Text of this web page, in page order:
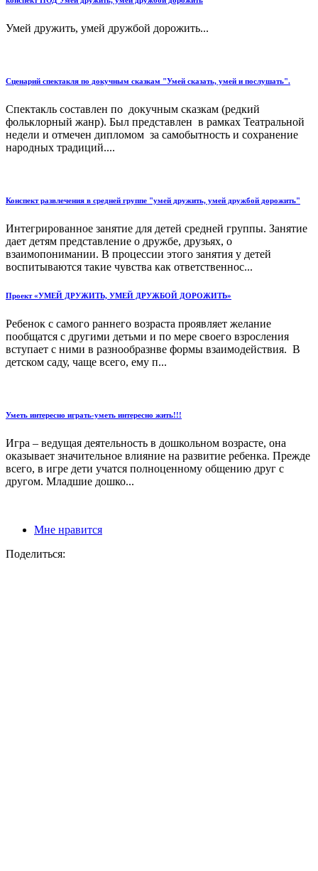
Умей дружить, умей дружбой дорожить...
Сценарий спектакля по докучным сказкам "Умей сказать, умей и послушать".
Спектакль составлен по докучным сказкам (редкий
фольклорный жанр). Был представлен в рамках Театральной
недели и отмечен дипломом за самобытность и сохранение
народных традиций....
Конспект развлечения в средней группе "умей дружить, умей дружбой дорожить"
Интегрированное занятие для детей средней группы. Занятие
дает детям представление о дружбе, друзьях, о
взаимопонимании. В процессии этого занятия у детей
воспитываются такие чувства как ответственнос...
Проект «УМЕЙ ДРУЖИТЬ, УМЕЙ ДРУЖБОЙ ДОРОЖИТЬ»
Ребенок с самого раннего возраста проявляет желание
пообщатся с другими детьми и по мере своего взросления
вступает с ними в разнообразнве формы взаимодействия. В
детском саду, чаще всего, ему п...
Уметь интересно играть-уметь интересно жить!!!
Игра – ведущая деятельность в дошкольном возрасте, она
оказывает значительное влияние на развитие ребенка. Прежде
всего, в игре дети учатся полноценному общению друг с
другом. Младшие дошко...
Мне нравится
Поделиться: